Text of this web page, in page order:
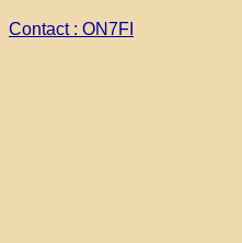
Contact : ON7FI